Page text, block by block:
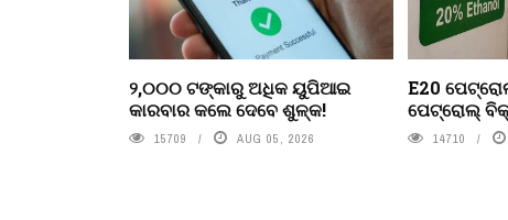
୨,୦୦୦ ଟଙ୍କାରୁ ଅଧିକ ୟୁପିଆଇ
କାରବାର କଲେ ଦେବେ ଶୁଳ୍କ!
15709 AUG 05, 2026
E20
ପେଟ୍ରୋଲ୍
14710